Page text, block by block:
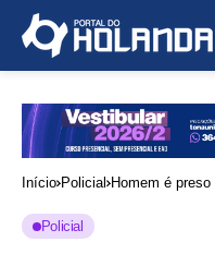
Início Policial Homem é
Policial